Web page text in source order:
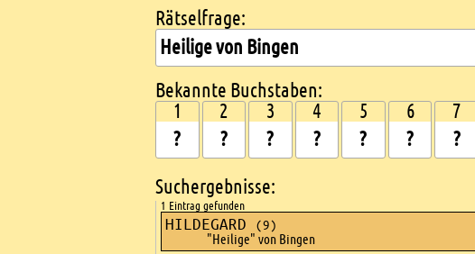
Kreuzworträtsel suchen
Rätselfrage:
Bekannte Buchstaben:
1 2 3 4 5 6 7
Suchergebnisse:
1 Eintrag gefunden
HILDEGARD (9)
"Heilige" von Bingen